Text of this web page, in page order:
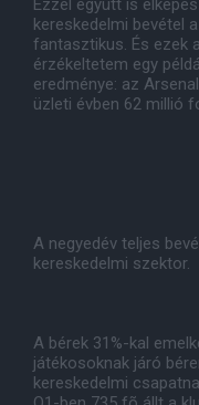
Ezzel együtt is
kereskedelmi bevétel
fantasztikus. És ezek
érzékeltetem egy
eredménye: az
üzleti évben 62 millió
A negyedév teljes
kereskedelmi szektor.
A bérek 31%-kal
játékosoknak járó
kereskedelmi